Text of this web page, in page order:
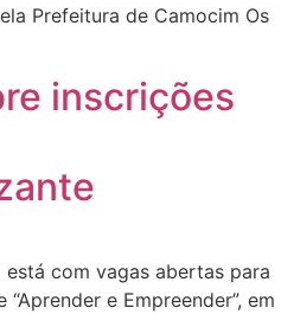
Prefeitura de Camocim Os
inscrições
com vagas abertas para
e Empreender”, em